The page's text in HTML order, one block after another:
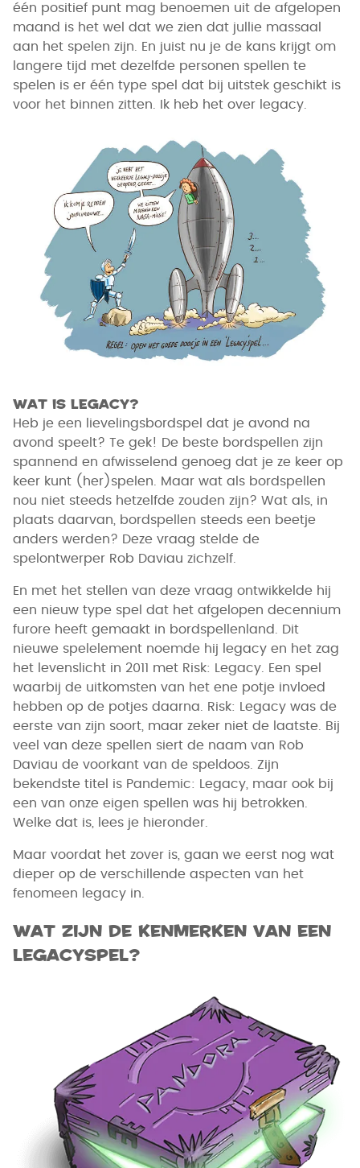
één positief punt mag benoemen uit de afgelopen
maand is het wel dat we zien dat jullie massaal
aan het spelen zijn. En juist nu je de kans krijgt om
langere tijd met dezelfde personen spellen te
spelen is er één type spel dat bij uitstek geschikt is
voor het binnen zitten. Ik heb het over legacy.
Wat is legacy?
Heb je een lievelingsbordspel dat je avond na
avond speelt? Te gek! De beste bordspellen zijn
spannend en afwisselend genoeg dat je ze keer op
keer kunt (her)spelen. Maar wat als bordspellen
nou niet steeds hetzelfde zouden zijn? Wat als, in
plaats daarvan, bordspellen steeds een beetje
anders werden? Deze vraag stelde de
spelontwerper Rob Daviau zichzelf.
En met het stellen van deze vraag ontwikkelde hij
een nieuw type spel dat het afgelopen decennium
furore heeft gemaakt in bordspellenland. Dit
nieuwe spelelement noemde hij legacy en het zag
het levenslicht in 2011 met Risk: Legacy. Een spel
waarbij de uitkomsten van het ene potje invloed
hebben op de potjes daarna. Risk: Legacy was de
eerste van zijn soort, maar zeker niet de laatste. Bij
veel van deze spellen siert de naam van Rob
Daviau de voorkant van de speldoos. Zijn
bekendste titel is Pandemic: Legacy, maar ook bij
een van onze eigen spellen was hij betrokken.
Welke dat is, lees je hieronder.
Maar voordat het zover is, gaan we eerst nog wat
dieper op de verschillende aspecten van het
fenomeen legacy in.
Wat zijn de kenmerken van een
legacyspel?